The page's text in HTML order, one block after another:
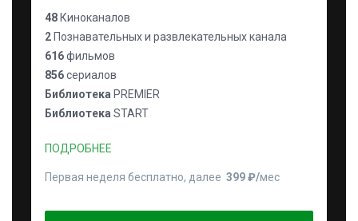
48 Киноканалов
2 Познавательных и развлекательных канала
616фильмов
856сериалов
Библиотека PREMIER
Библиотека START
ПОДРОБНЕЕ
Первая неделя бесплатно, далее 399 ₽⁠/⁠мес